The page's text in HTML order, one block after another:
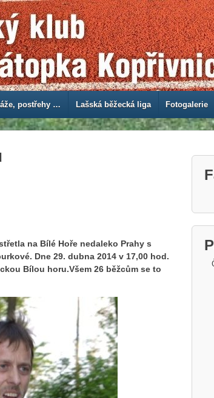
postřehy … Lašská běžecká liga Fotogalerie
na Bílé Hoře nedaleko Prahy s
Dne 29. dubna 2014 v 17,00 hod.
Bílou horu.Všem 26 běžcům se to